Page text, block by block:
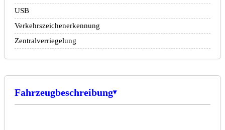
USB
Verkehrszeichenerkennung
Zentralverriegelung
Fahrzeugbeschreibung